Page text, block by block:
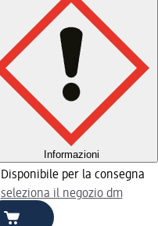
Informazioni
Disponibile per la consegna
seleziona il negozio dm